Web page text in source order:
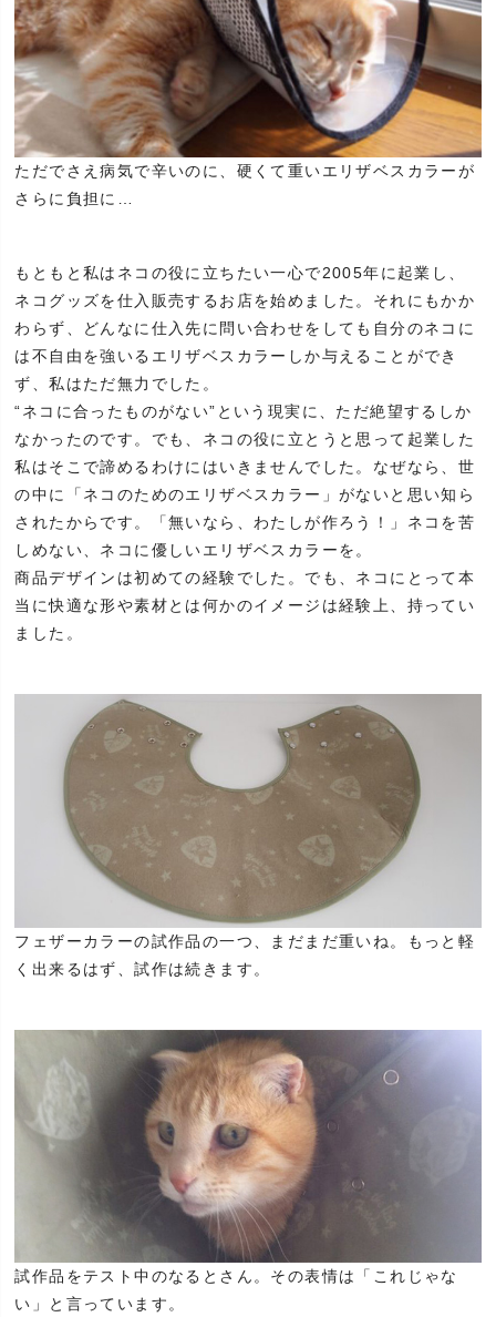
ただでさえ病気で辛いのに、硬くて重いエリザベスカラーが
さらに負担に…
もともと私はネコの役に立ちたい一心で2005年に起業し、
ネコグッズを仕入販売するお店を始めました。それにもかか
わらず、どんなに仕入先に問い合わせをしても自分のネコに
は不自由を強いるエリザベスカラーしか与えることができ
ず、私はただ無力でした。
“ネコに合ったものがない”という現実に、ただ絶望するしか
なかったのです。でも、ネコの役に立とうと思って起業した
私はそこで諦めるわけにはいきませんでした。なぜなら、世
の中に「ネコのためのエリザベスカラー」がないと思い知ら
されたからです。「無いなら、わたしが作ろう！」ネコを苦
しめない、ネコに優しいエリザベスカラーを。
商品デザインは初めての経験でした。でも、ネコにとって本
当に快適な形や素材とは何かのイメージは経験上、持ってい
ました。
フェザーカラーの試作品の一つ、まだまだ重いね。もっと軽
く出来るはず、試作は続きます。
試作品をテスト中のなるとさん。その表情は「これじゃな
い」と言っています。